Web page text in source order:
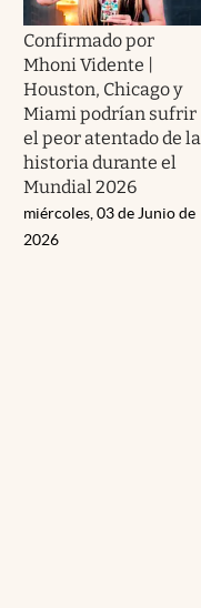
Confirmado por
Mhoni Vidente |
Houston, Chicago y
Miami podrían sufrir
el peor atentado de la
historia durante el
Mundial 2026
miércoles, 03 de Junio de
2026